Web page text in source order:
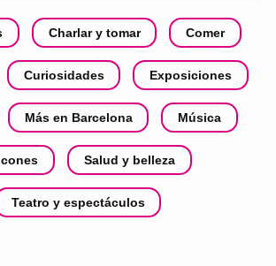
Charlar y tomar Comer
Curiosidades Exposiciones
Más en Barcelona Música
Salud y belleza
Teatro y espectáculos